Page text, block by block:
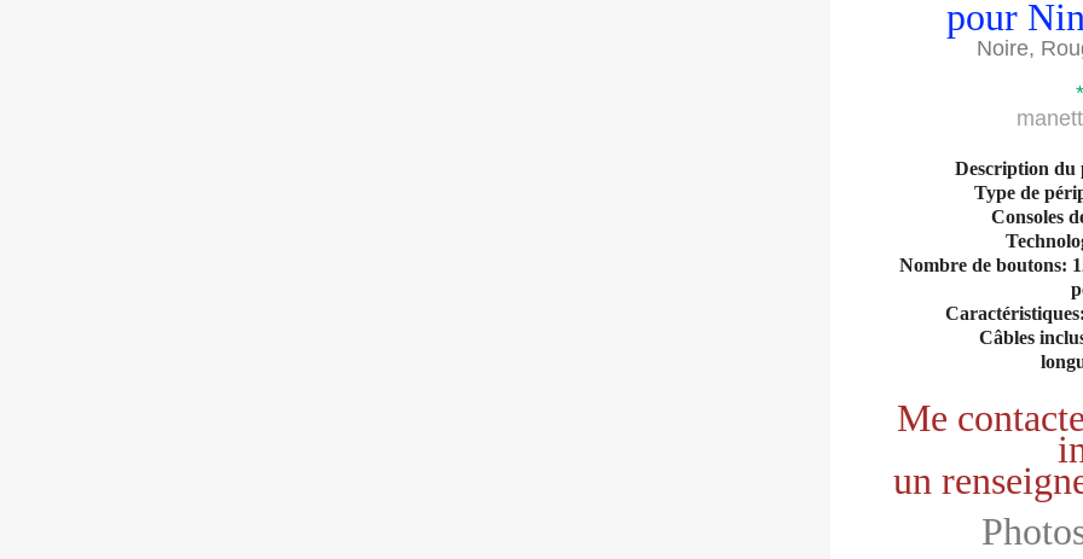
pour
Noire,
Description
Type de
Consoles
Nombre de boutons:
Câbles
Me
un